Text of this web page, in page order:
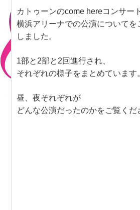
カトゥーンのcome hereコンサー
横浜アリーナでの公演についてを
しました。
1部と2部と2回進行され、
それぞれの様子をまとめています
昼、夜それぞれが
どんな公演だったのかをご覧くだ